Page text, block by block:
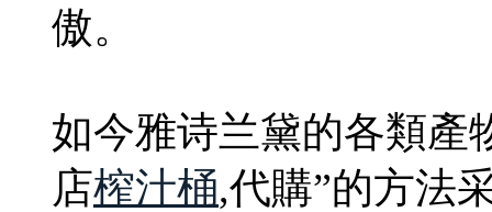
傲。
如今雅诗兰黛的各類產
店榨汁桶,代購”的方法